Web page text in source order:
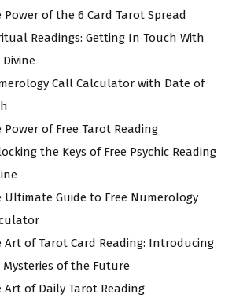
Power of the 6 Card Tarot Spread
Readings: Getting In Touch With
Call Calculator with Date of
Power of Free Tarot Reading
the Keys of Free Psychic Reading
Ultimate Guide to Free Numerology
Art of Tarot Card Reading: Introducing
of the Future
Art of Daily Tarot Reading